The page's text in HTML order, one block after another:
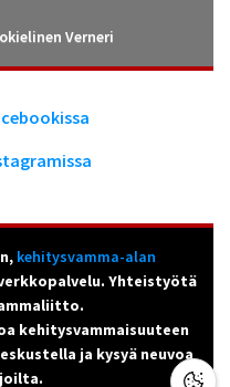
Verneri
kehitysvamma-alan
Yhteistyötä
kehitysvammaisuuteen
ja kysyä neuvoa